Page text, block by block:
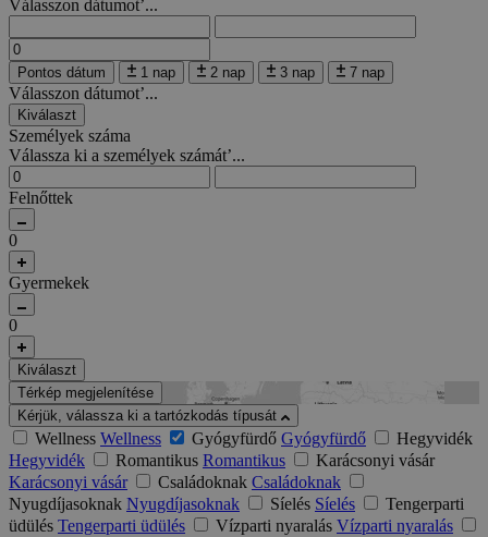
Válasszon dátumot’...
Pontos dátum 1 nap 2 nap 3 nap 7 nap
Válasszon dátumot’...
Kiválaszt
Személyek száma
Válassza ki a személyek számát’...
Felnőttek
0
Gyermekek
0
Kiválaszt
Térkép megjelenítése
Kérjük, válassza ki a tartózkodás típusát
Wellness Wellness Gyógyfürdő Gyógyfürdő
Hegyvidék
Hegyvidék
Romantikus Romantikus
Karácsonyi vásár
Karácsonyi vásár
Családoknak Családoknak
Nyugdíjasoknak Nyugdíjasoknak Síelés Síelés
Tengerparti
üdülés Tengerparti üdülés Vízparti nyaralás Vízparti nyaralás